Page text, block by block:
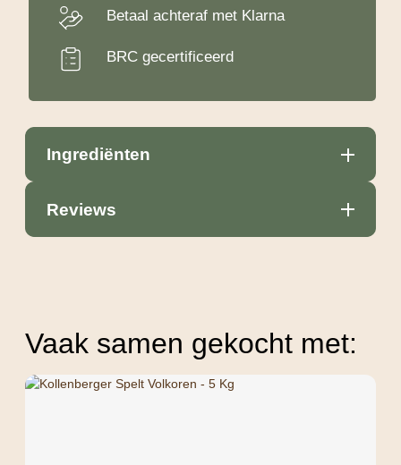
Betaal achteraf met Klarna
BRC gecertificeerd
Ingrediënten
Reviews
Vaak samen gekocht met: